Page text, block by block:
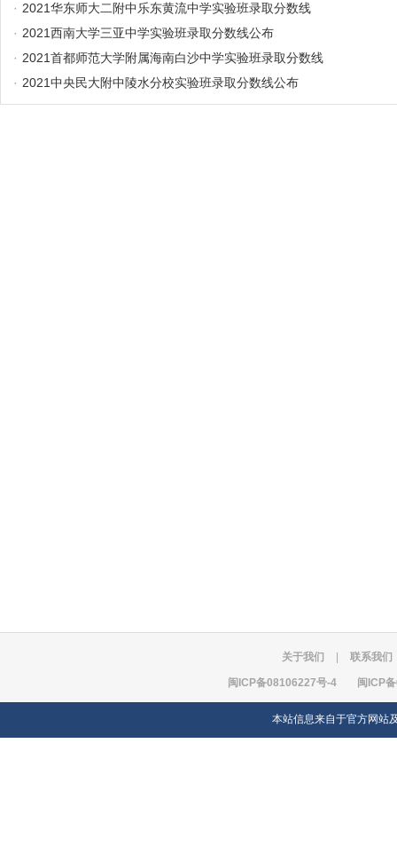
· 2021华东师大二附中乐东黄流中学实验班录取分数线
· 2021西南大学三亚中学实验班录取分数线公布
· 2021首都师范大学附属海南白沙中学实验班录取分数线
· 2021中央民大附中陵水分校实验班录取分数线公布
关于我们 联系我们
闽ICP备08106227号-4 闽ICP
本站信息来自于官方网站